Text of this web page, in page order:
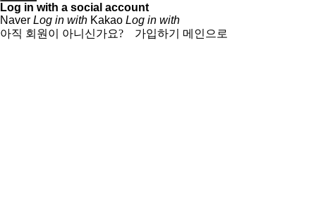
Log in with a social account
Naver Log in with Kakao Log in with
아직 회원이 아니신가요? 가입하기 메인으로